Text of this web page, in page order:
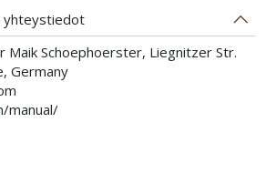
yhteystiedot
Maik Schoephoerster, Liegnitzer Str.
Germany
manual/